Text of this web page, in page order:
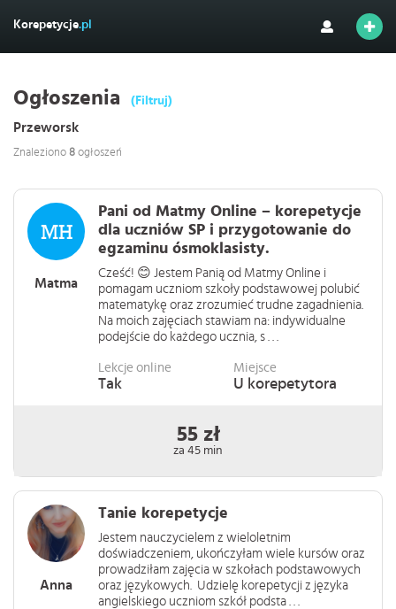
Korepetycje.pl
Ogłoszenia (Filtruj)
Przeworsk
Znaleziono 8 ogłoszeń
Matma
Pani od Matmy Online – korepetycje
dla uczniów SP i przygotowanie do
egzaminu ósmoklasisty.
Cześć! 😊 Jestem Panią od Matmy Online i
pomagam uczniom szkoły podstawowej polubić
matematykę oraz zrozumieć trudne zagadnienia.
Na moich zajęciach stawiam na: indywidualne
podejście do każdego ucznia, s . . .
Lekcje online
Tak
Miejsce
U korepetytora
55 zł
za 45 min
Anna
Tanie korepetycje
Jestem nauczycielem z wieloletnim
doświadczeniem, ukończyłam wiele kursów oraz
prowadziłam zajęcia w szkołach podstawowych
oraz językowych. Udzielę korepetycji z języka
angielskiego uczniom szkół podsta . . .